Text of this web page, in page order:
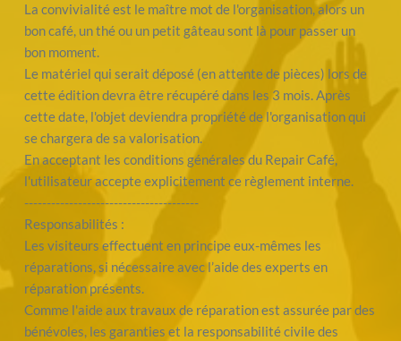
La convivialité est le maître mot de l'organisation, alors un
bon café, un thé ou un petit gâteau sont là pour passer un
bon moment.
Le matériel qui serait déposé (en attente de pièces) lors de
cette édition devra être récupéré dans les 3 mois. Après
cette date, l'objet deviendra propriété de l'organisation qui
se chargera de sa valorisation.
En acceptant les conditions générales du Repair Café,
l'utilisateur accepte explicitement ce règlement interne.
---------------------------------------
Responsabilités :
Les visiteurs effectuent en principe eux-mêmes les
réparations, si nécessaire avec l’aide des experts en
réparation présents.
Comme l'aide aux travaux de réparation est assurée par des
bénévoles, les garanties et la responsabilité civile des